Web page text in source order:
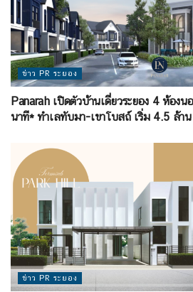
ข่าว PR ระยอง
Panarah เปิดตัวบ้านเดี่ยวระยอง 4 ห้อง
นาที* ทำเลทับมา-เขาโบสถ์ เริ่ม 4.5 ล้าน
ข่าว PR ระยอง